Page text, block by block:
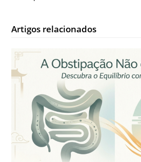
Artigos relacionados